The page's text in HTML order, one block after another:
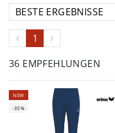
1
36 EMPFEHLUNGEN
NEW
-35%